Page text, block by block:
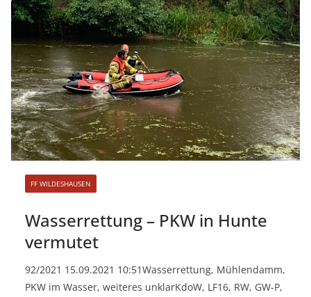
FF WILDESHAUSEN
Wasserrettung – PKW in Hunte
vermutet
92/2021 15.09.2021 10:51Wasserrettung, Mühlendamm,
PKW im Wasser, weiteres unklarKdoW, LF16, RW, GW-P,